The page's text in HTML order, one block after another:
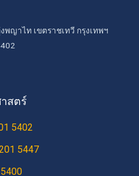
พญาไท เขตราชเทวี กรุงเทพฯ
สตร์
5402
5447